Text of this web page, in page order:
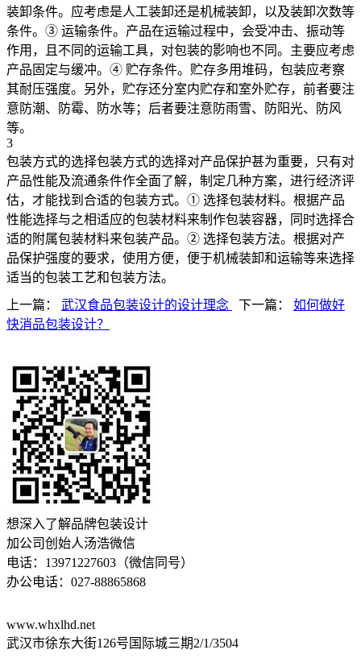
装卸条件。应考虑是人工装卸还是机械装卸，以及装卸次数等
条件。③ 运输条件。产品在运输过程中，会受冲击、振动等
作用，且不同的运输工具，对包装的影响也不同。主要应考虑
产品固定与缓冲。④ 贮存条件。贮存多用堆码，包装应考察
其耐压强度。另外，贮存还分室内贮存和室外贮存，前者要注
意防潮、防霉、防水等；后者要注意防雨雪、防阳光、防风
等。
3
包装方式的选择包装方式的选择对产品保护甚为重要，只有对
产品性能及流通条件作全面了解，制定几种方案，进行经济评
估，才能找到合适的包装方式。① 选择包装材料。根据产品
性能选择与之相适应的包装材料来制作包装容器，同时选择合
适的附属包装材料来包装产品。② 选择包装方法。根据对产
品保护强度的要求，使用方便，便于机械装卸和运输等来选择
适当的包装工艺和包装方法。
上一篇： 武汉食品包装设计的设计理念 下一篇： 如何做好
快消品包装设计？
想深入了解品牌包装设计
加公司创始人汤浩微信
电话：13971227603（微信同号）
办公电话：027-88865868
www.whxlhd.net
武汉市徐东大街126号国际城三期2/1/3504